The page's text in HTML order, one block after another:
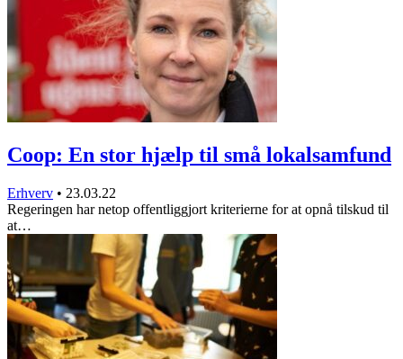
Coop: En stor hjælp til små lokalsamfund
Erhverv • 23.03.22
Regeringen har netop offentliggjort kriterierne for at opnå tilskud til
at…